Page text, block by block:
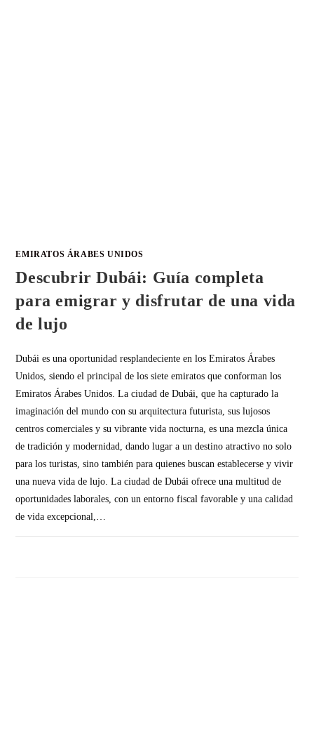
EMIRATOS ÁRABES UNIDOS
Descubrir Dubái: Guía completa
para emigrar y disfrutar de una vida
de lujo
Dubái es una oportunidad resplandeciente en los Emiratos Árabes
Unidos, siendo el principal de los siete emiratos que conforman los
Emiratos Árabes Unidos. La ciudad de Dubái, que ha capturado la
imaginación del mundo con su arquitectura futurista, sus lujosos
centros comerciales y su vibrante vida nocturna, es una mezcla única
de tradición y modernidad, dando lugar a un destino atractivo no solo
para los turistas, sino también para quienes buscan establecerse y vivir
una nueva vida de lujo. La ciudad de Dubái ofrece una multitud de
oportunidades laborales, con un entorno fiscal favorable y una calidad
de vida excepcional,…